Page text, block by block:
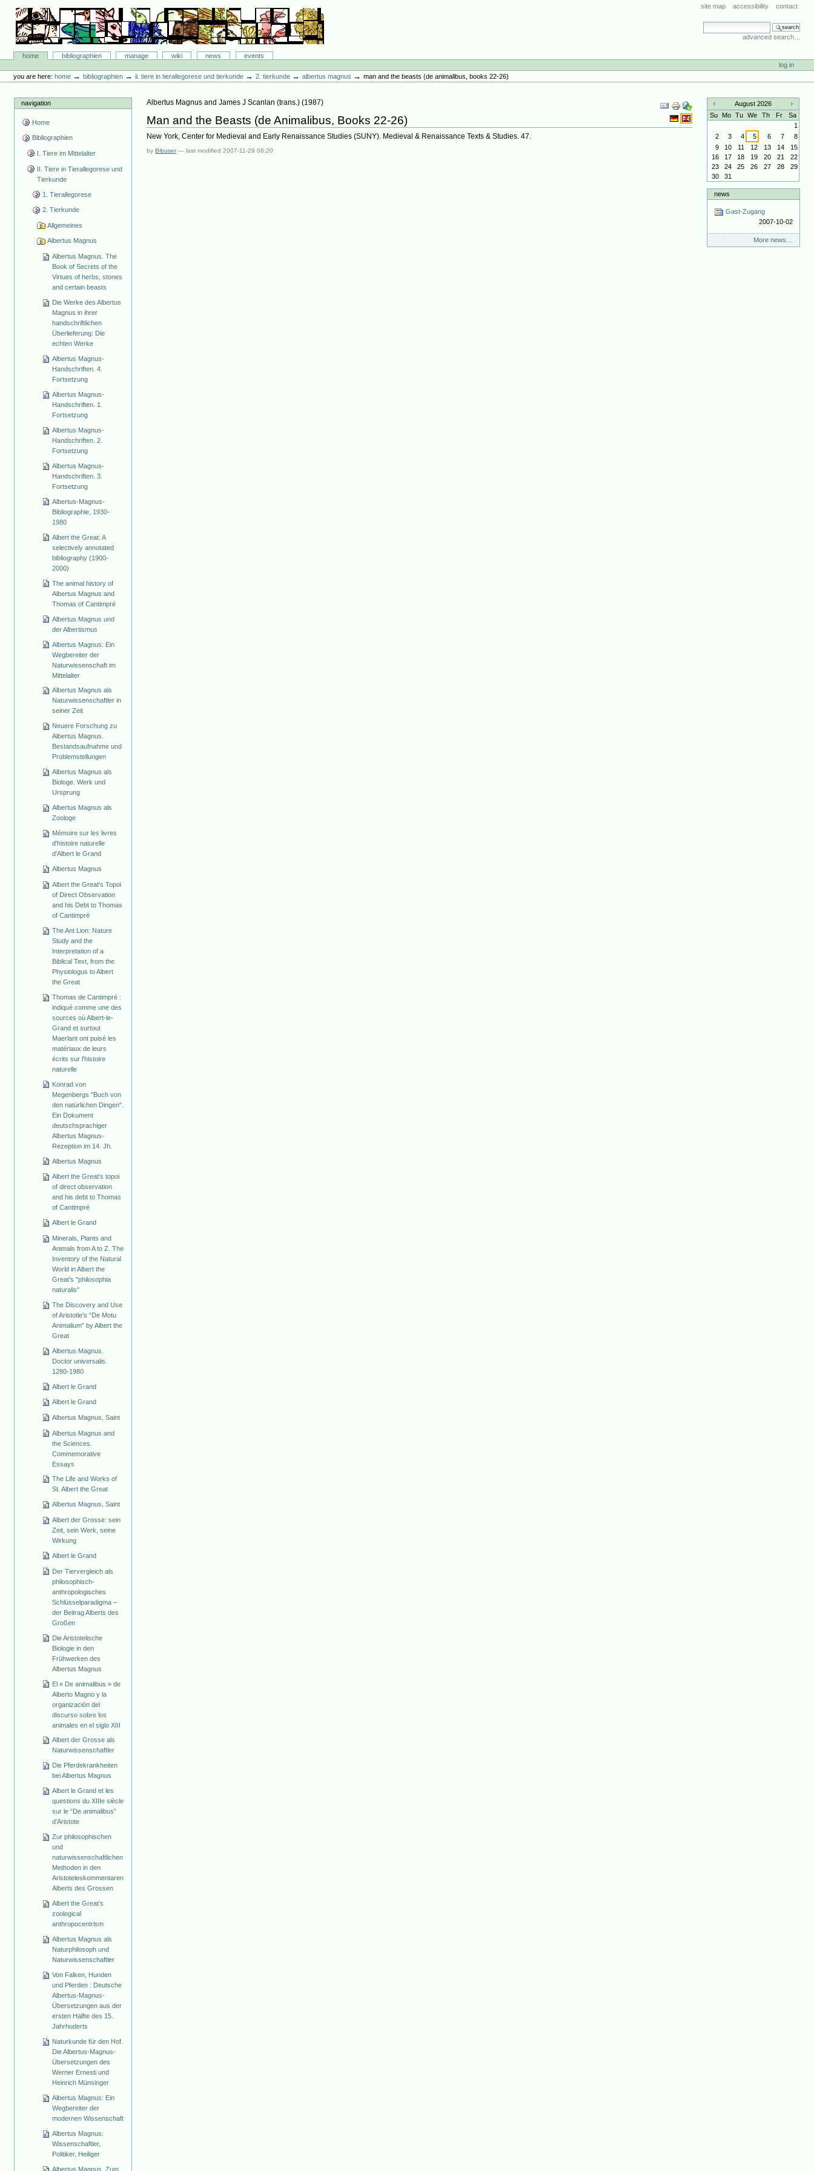
content.
navigation
site map accessibility contact
search site
advanced search…
Bibliographie-Portal
Sectionshome bibliographien manage wiki news
events
tools
log in
you are here: home →bibliographien →ii. tiere in tierallegorese und tierkunde →2. tierkunde →albertus magnus →man and the beasts (de animalibus, books 22-26)
navigation
Home
Bibliographien
I. Tiere im Mittelalter
II. Tiere in Tierallegorese und
Tierkunde
1. Tierallegorese
2. Tierkunde
Allgemeines
Albertus Magnus
Albertus Magnus. The
Book of Secrets of the
Virtues of herbs, stones
and certain beasts
Die Werke des Albertus
Magnus in ihrer
handschriftlichen
Überlieferung: Die
echten Werke
Albertus Magnus-
Handschriften. 4.
Fortsetzung
Albertus Magnus-
Handschriften. 1.
Fortsetzung
Albertus Magnus-
Handschriften. 2.
Fortsetzung
Albertus Magnus-
Handschriften. 3.
Fortsetzung
Albertus-Magnus-
Bibliographie, 1930-
1980
Albert the Great: A
selectively annotated
bibliography (1900-
2000)
The animal history of
Albertus Magnus and
Thomas of Cantimpré
Albertus Magnus und
der Albertismus
Albertus Magnus: Ein
Wegbereiter der
Naturwissenschaft im
Mittelalter
Albertus Magnus als
Naturwissenschaftler in
seiner Zeit
Neuere Forschung zu
Albertus Magnus.
Bestandsaufnahme und
Problemstellungen
Albertus Magnus als
Biologe. Werk und
Ursprung
Albertus Magnus als
Zoologe
Mémoire sur les livres
d'histoire naturelle
d'Albert le Grand
Albertus Magnus
Albert the Great's Topoi
of Direct Observation
and his Debt to Thomas
of Cantimpré
The Ant Lion: Nature
Study and the
Interpretation of a
Biblical Text, from the
Physiologus to Albert
the Great
Thomas de Cantimpré :
indiqué comme une des
sources où Albert-le-
Grand et surtout
Maerlant ont puisé les
matériaux de leurs
écrits sur l'histoire
naturelle
Konrad von
Megenbergs "Buch von
den natürlichen Dingen".
Ein Dokument
deutschsprachiger
Albertus Magnus-
Rezeption im 14. Jh.
Albertus Magnus
Albert the Great’s topoi
of direct observation
and his debt to Thomas
of Cantimpré
Albert le Grand
Minerals, Plants and
Animals from A to Z. The
Inventory of the Natural
World in Albert the
Great’s "philosophia
naturalis"
The Discovery and Use
of Aristotle’s “De Motu
Animalium” by Albert the
Great
Albertus Magnus.
Doctor universalis.
1280-1980
Albert le Grand
Albert le Grand
Albertus Magnus, Saint
Albertus Magnus and
the Sciences.
Commemorative
Essays
The Life and Works of
St. Albert the Great
Albertus Magnus, Saint
Albert der Grosse: sein
Zeit, sein Werk, seine
Wirkung
Albert le Grand
Der Tiervergleich als
philosophisch-
anthropologisches
Schlüsselparadigma –
der Beitrag Alberts des
Großen
Die Aristotelische
Biologie in den
Frühwerken des
Albertus Magnus
El « De animalibus » de
Alberto Magno y la
organización del
discurso sobre los
animales en el siglo XIII
Albert der Grosse als
Naturwissenschaftler
Die Pferdekrankheiten
bei Albertus Magnus
Albert le Grand et les
questions du XIIIe siècle
sur le “De animalibus”
d’Aristote
Zur philosophischen
und
naturwissenschaftlichen
Methoden in den
Aristoteleskommentaren
Alberts des Grossen
Albert the Great’s
zoological
anthropocentrism
Albertus Magnus als
Naturphilosoph und
Naturwissenschaftler
Von Falken, Hunden
und Pferden : Deutsche
Albertus-Magnus-
Übersetzungen aus der
ersten Hälfte des 15.
Jahrhuderts
Naturkunde für den Hof.
Die Albertus-Magnus-
Übersetzungen des
Werner Ernesti und
Heinrich Münsinger
Albertus Magnus: Ein
Wegbereiter der
modernen Wissenschaft
Albertus Magnus:
Wissenschaftler,
Politiker, Heiliger
Albertus Magnus. Zum
Document
Actions
Albertus Magnus and James J Scanlan (trans.) (1987)
Man and the Beasts (de Animalibus, Books 22-26)
New York, Center for Medieval and Early Renaissance Studies (SUNY). Medieval & Renaissance Texts & Studies. 47.
byBibuser —last modified2007-11-29 08:20
«
August 2026
»
Su Mo Tu We Th Fr
Sa
1
2
3 4 5 6 7
8
9
10 11 12 13 14
15
16
17 18 19 20 21
22
23
24 25 26 27 28
29
30
31
news
Gast-Zugang
2007-10-02
More news…